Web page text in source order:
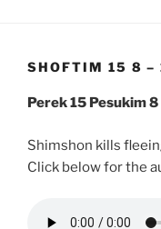
SHOFTIM 15 8 –
Perek 15 Pesukim 8
Shimshon kills
Click below for the